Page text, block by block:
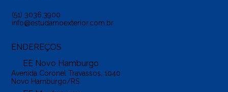
(51) 3036.3900
info@estudarnoexterior.com.br
ENDEREÇOS
EE Novo Hamburgo
Avenida Coronel Travassos, 1040
Novo Hamburgo/RS